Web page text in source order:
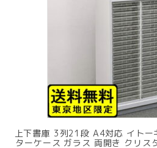
上下書庫 3列21段 A4対応 イト
ターケース ガラス 両開き クリス